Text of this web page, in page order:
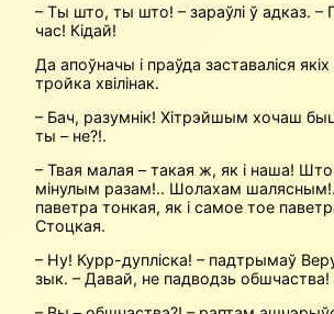
– Ты што, ты што! – зараўлі ў адказ. –
час! Кідай!
Да апоўначы і праўда заставаліся
тройка хвілінак.
– Бач, разумнік! Хітрэйшым хочаш
ты – не?!.
– Твая малая – такая ж, як і наша!
мінулым разам!.. Шолахам
паветра тонкая, як і самое тое
Стоцкая.
– Ну! Курр-дупліска! – падтрымаў
зык. – Давай, не падводзь обшчаства!